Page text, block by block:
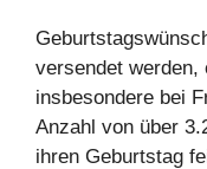
versendet werden,
insbesondere bei
Anzahl von über
ihren Geburtstag